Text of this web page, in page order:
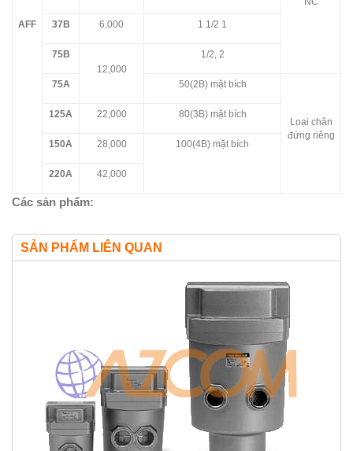
AFF 37B 6,000 1 1/2 1
75B
12,000
1/2, 2
75A 50(2B) mặt bích
Loại chân
đứng riêng
125A 22,000 80(3B) mặt bích
150A 28,000 100(4B) mặt bích
220A 42,000
Các sản phẩm:
SẢN PHẨM LIÊN QUAN